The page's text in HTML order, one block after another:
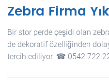
Zebra Firma
Bir stor perde çeşidi olan
de dekoratif özelliğinden
tercih ediliyor. ☎ 0542 722